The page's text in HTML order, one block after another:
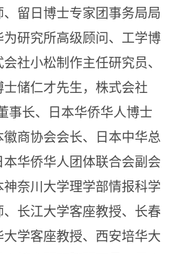
留日博士专家团事务局局
研究所高级顾问、工学博
社小松制作主任研究员、
储仁才先生，株式会社
事长、日本华侨华人博士
商协会会长、日本中华总
华侨华人团体联合会副会
奈川大学理学部情报科学
长江大学客座教授、长春
学客座教授、西安培华大